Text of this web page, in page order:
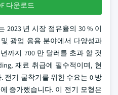
다운로드
2023 년 시장 점유율의 30 % 이
광업 응용 분야에서 다양성과
까지 700 만 달러를 초과 할 것
재료 취급에 필수적이며, 현
전기 굴착기를 위한 수요는 0 방
증가했습니다. 이 전기 모형은